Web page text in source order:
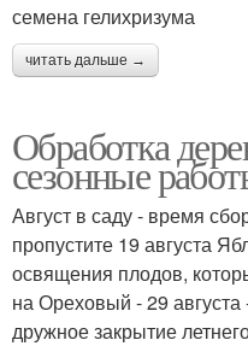
семена гелихризума
читать дальше →
Обработка
сезонные
Август в саду - время
пропустите 19 августа
освящения плодов,
на Ореховый - 29
дружное закрытие